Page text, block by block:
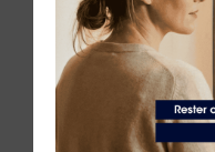
Retrouver
out : un